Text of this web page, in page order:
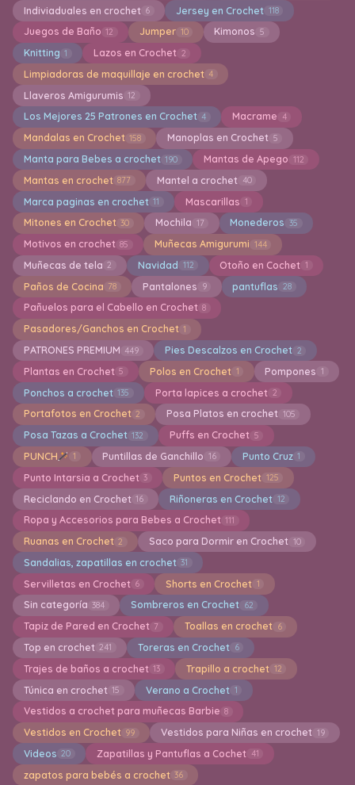
Indiviaduales en crochet 6 Jersey en Crochet 118
Juegos de Baño 12 Jumper 10 Kimonos 5
Knitting 1 Lazos en Crochet 2
Limpiadoras de maquillaje en crochet 4
Llaveros Amigurumis 12
Los Mejores 25 Patrones en Crochet 4 Macrame 4
Mandalas en Crochet 158 Manoplas en Crochet 5
Manta para Bebes a crochet 190 Mantas de Apego 112
Mantas en crochet 877 Mantel a crochet 40
Marca paginas en crochet 11 Mascarillas 1
Mitones en Crochet 30 Mochila 17 Monederos 35
Motivos en crochet 85 Muñecas Amigurumi 144
Muñecas de tela 2 Navidad 112 Otoño en Cochet 1
Paños de Cocina 78 Pantalones 9 pantuflas 28
Pañuelos para el Cabello en Crochet 8
Pasadores/Ganchos en Crochet 1
PATRONES PREMIUM 449 Pies Descalzos en Crochet 2
Plantas en Crochet 5 Polos en Crochet 1 Pompones 1
Ponchos a crochet 135 Porta lapices a crochet 2
Portafotos en Crochet 2 Posa Platos en crochet 105
Posa Tazas a Crochet 132 Puffs en Crochet 5
PUNCH 1 Puntillas de Ganchillo 16 Punto Cruz 1
Punto Intarsia a Crochet 3 Puntos en Crochet 125
Reciclando en Crochet 16 Riñoneras en Crochet 12
Ropa y Accesorios para Bebes a Crochet 111
Ruanas en Crochet 2 Saco para Dormir en Crochet 10
Sandalias, zapatillas en crochet 31
Servilletas en Crochet 6 Shorts en Crochet 1
Sin categoría 384 Sombreros en Crochet 62
Tapiz de Pared en Crochet 7 Toallas en crochet 6
Top en crochet 241 Toreras en Crochet 6
Trajes de baños a crochet 13 Trapillo a crochet 12
Túnica en crochet 15 Verano a Crochet 1
Vestidos a crochet para muñecas Barbie 8
Vestidos en Crochet 99 Vestidos para Niñas en crochet 19
Videos 20 Zapatillas y Pantuflas a Cochet 41
zapatos para bebés a crochet 36